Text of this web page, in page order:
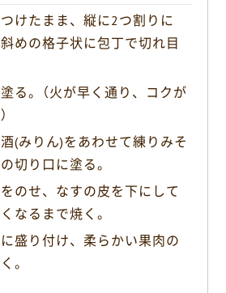
けたまま、縦に2つ割りに
めの格子状に包丁で切れ目
る。（火が早く通り、コクが
(みりん)をあわせて練りみそ
切り口に塗る。
のせ、なすの皮を下にして
なるまで焼く。
盛り付け、柔らかい果肉の
。